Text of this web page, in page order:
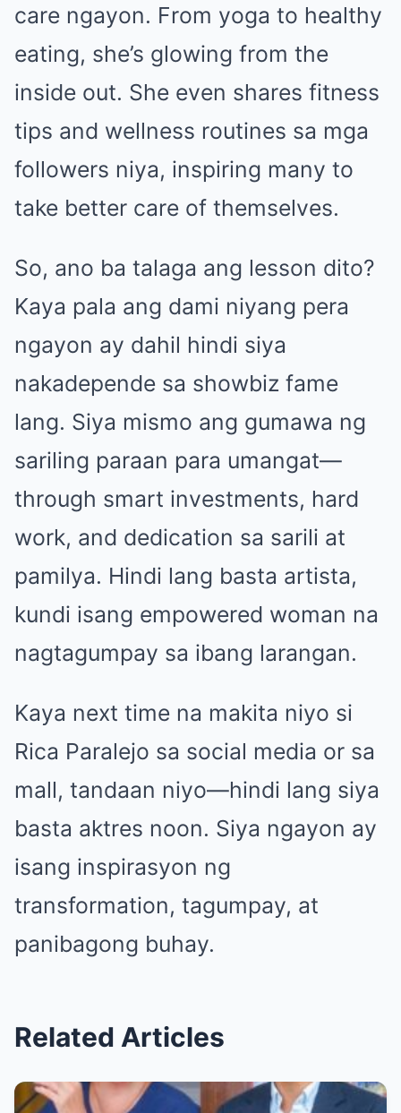
care ngayon. From yoga to healthy
eating, she’s glowing from the
inside out. She even shares fitness
tips and wellness routines sa mga
followers niya, inspiring many to
take better care of themselves.
So, ano ba talaga ang lesson dito?
Kaya pala ang dami niyang pera
ngayon ay dahil hindi siya
nakadepende sa showbiz fame
lang. Siya mismo ang gumawa ng
sariling paraan para umangat—
through smart investments, hard
work, and dedication sa sarili at
pamilya. Hindi lang basta artista,
kundi isang empowered woman na
nagtagumpay sa ibang larangan.
Kaya next time na makita niyo si
Rica Paralejo sa social media or sa
mall, tandaan niyo—hindi lang siya
basta aktres noon. Siya ngayon ay
isang inspirasyon ng
transformation, tagumpay, at
panibagong buhay.
Related Articles